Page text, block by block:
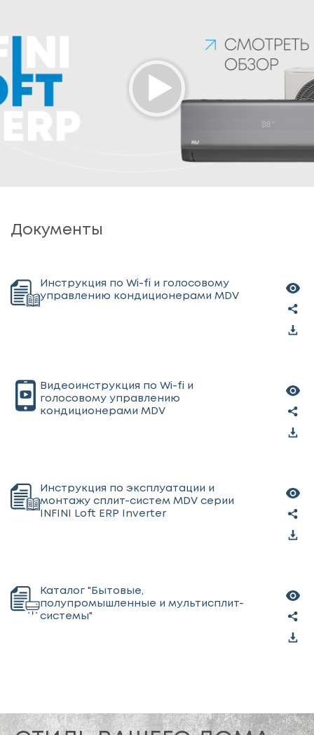
Документы
Инструкция по Wi-fi и голосовому
управлению кондиционерами MDV
Видеоинструкция по Wi-fi и
голосовому управлению
кондиционерами MDV
Инструкция по эксплуатации и
монтажу сплит-систем MDV серии
INFINI Loft ERP Inverter
Каталог "Бытовые,
полупромышленные и мультисплит-
системы"